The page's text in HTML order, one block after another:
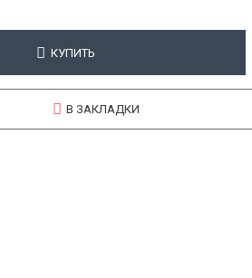
КУПИТЬ
В ЗАКЛАДКИ